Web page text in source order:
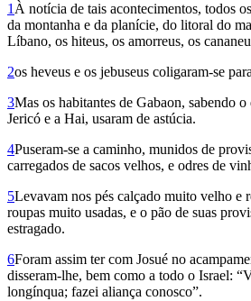
1 À notícia de tais acontecimentos, todos
da montanha e da planície, do litoral do
Líbano, os hiteus, os amorreus, os
2os he­veus e os jebuseus coligaram-se
3Mas os habitantes de Gabaon, sabendo
Jericó e a Hai, usaram de astúcia.
4Puseram-se a caminho, munidos de
carregados de sacos velhos, e odres de
5Levavam nos pés calçado muito velho e
roupas muito usadas, e o pão de suas
estragado.
6Foram assim ter com Josué no
disseram-lhe, bem como a todo o Israel:
longínqua; fazei aliança conosco”.